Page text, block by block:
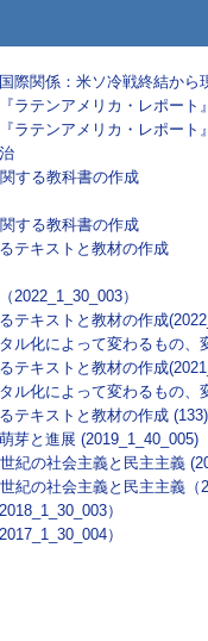
際関係：米ソ冷戦終結から
ラテンアメリカ・レポート
ラテンアメリカ・レポート
する教科書の作成
する教科書の作成
テキストと教材の作成
2022_1_30_003）
テキストと教材の作成
ル化によって変わるもの、
テキストと教材の作成
ル化によって変わるもの、
テキストと教材の作成 (133)
芽と進展 (2019_1_40_005)
紀の社会主義と民主主義
紀の社会主義と民主主義（
）
）